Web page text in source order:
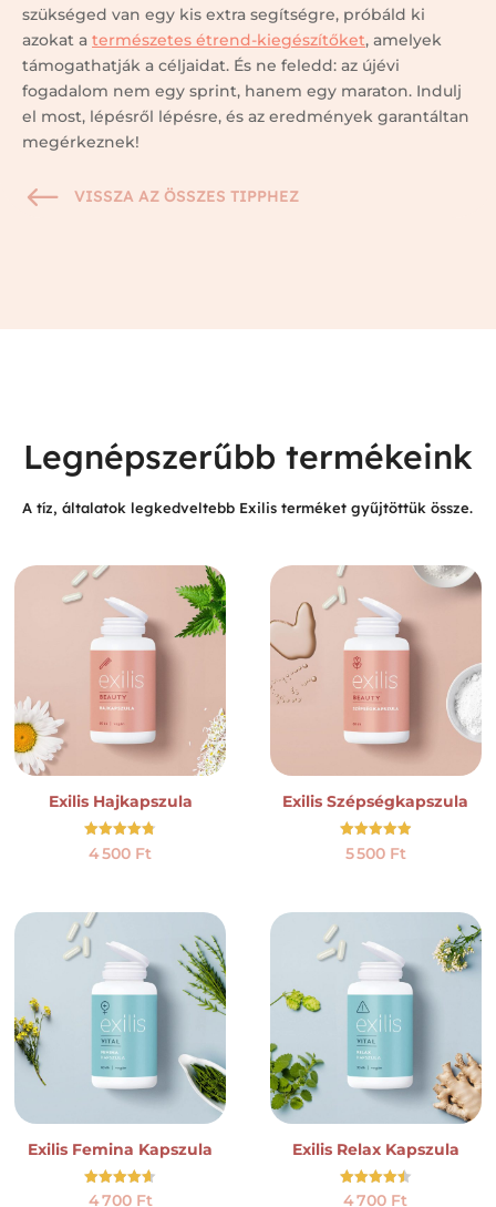
szükséged van egy kis extra segítségre, próbáld ki
azokat a természetes étrend-kiegészítőket, amelyek
támogathatják a céljaidat. És ne feledd: az újévi
fogadalom nem egy sprint, hanem egy maraton. Indulj
el most, lépésről lépésre, és az eredmények garantáltan
megérkeznek!
# VISSZA AZ ÖSSZES TIPPHEZ
Legnépszerűbb termékeink
A tíz, általatok legkedveltebb Exilis terméket gyűjtöttük össze.
Exilis Hajkapszula
Értékelés:
4.78
4 500 Ft
Exilis Szépségkapszula
Értékelés:
4.92
5 500 Ft
Exilis Femina Kapszula
Értékelés:
4 700 Ft
Exilis Relax Kapszula
Értékelés:
4 700 Ft